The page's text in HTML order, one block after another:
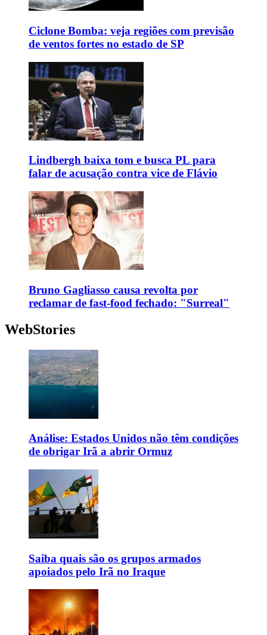
Ciclone Bomba: veja regiões com previsão
de ventos fortes no estado de SP
Lindbergh baixa tom e busca PL para
falar de acusação contra vice de Flávio
Bruno Gagliasso causa revolta por
reclamar de fast-food fechado: "Surreal"
WebStories
Análise: Estados Unidos não têm condições
de obrigar Irã a abrir Ormuz
Saiba quais são os grupos armados
apoiados pelo Irã no Iraque